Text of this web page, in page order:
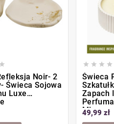

Noir- 2
Świeca Sojowa
Luxe
   
Świeca
Zapach
Ml
49,99 zł